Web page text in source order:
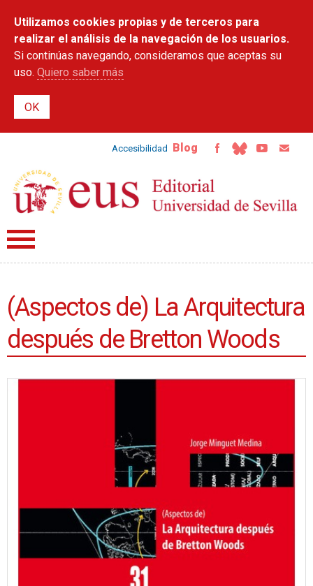
contenido
principal
Utilizamos cookies propias y de terceros para
realizar el análisis de la navegación de los usuarios.
Si continúas navegando, consideramos que aceptas su
uso. Quiero saber más
Accesibilidad Blog
(Aspectos de) La Arquitectura
después de Bretton Woods